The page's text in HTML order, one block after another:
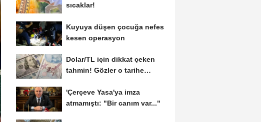
sıcaklar!
Kuyuya düşen çocuğa nefes
kesen operasyon
Dolar/TL için dikkat çeken
tahmin! Gözler o tarihe
'Çerçeve Yasa'ya imza
atmamıştı: "Bir canım var..."